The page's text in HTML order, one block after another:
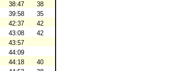
38:47
38
39:58
35
42:37
42
43:08
42
43:57
44:09
44:18
40